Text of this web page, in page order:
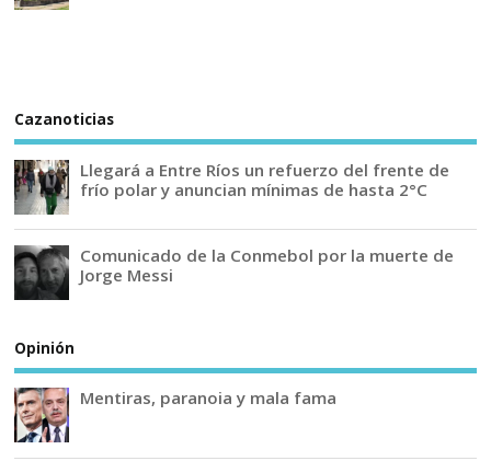
Cazanoticias
Llegará a Entre Ríos un refuerzo del frente de
frío polar y anuncian mínimas de hasta 2°C
Comunicado de la Conmebol por la muerte de
Jorge Messi
Opinión
Mentiras, paranoia y mala fama